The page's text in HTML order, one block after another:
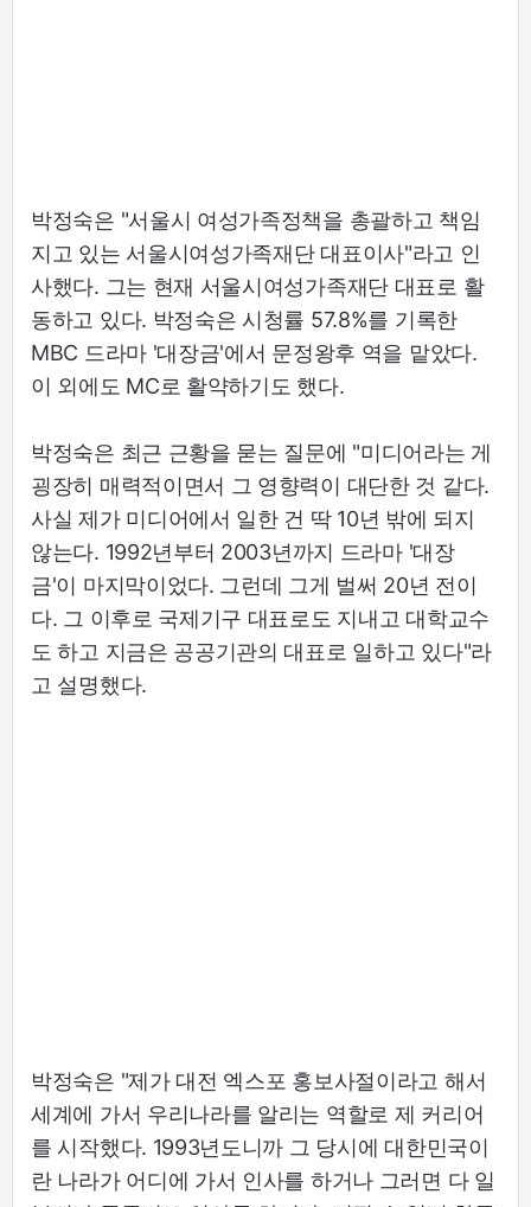
박정숙은 "서울시 여성가족정책을 총괄하고 책임
지고 있는 서울시여성가족재단 대표이사"라고 인
사했다. 그는 현재 서울시여성가족재단 대표로 활
동하고 있다. 박정숙은 시청률 57.8%를 기록한
MBC 드라마 '대장금'에서 문정왕후 역을 맡았다.
이 외에도 MC로 활약하기도 했다.
박정숙은 최근 근황을 묻는 질문에 "미디어라는 게
굉장히 매력적이면서 그 영향력이 대단한 것 같다.
사실 제가 미디어에서 일한 건 딱 10년 밖에 되지
않는다. 1992년부터 2003년까지 드라마 '대장
금'이 마지막이었다. 그런데 그게 벌써 20년 전이
다. 그 이후로 국제기구 대표로도 지내고 대학교수
도 하고 지금은 공공기관의 대표로 일하고 있다"라
고 설명했다.
박정숙은 "제가 대전 엑스포 홍보사절이라고 해서
세계에 가서 우리나라를 알리는 역할로 제 커리어
를 시작했다. 1993년도니까 그 당시에 대한민국이
란 나라가 어디에 가서 인사를 하거나 그러면 다 일